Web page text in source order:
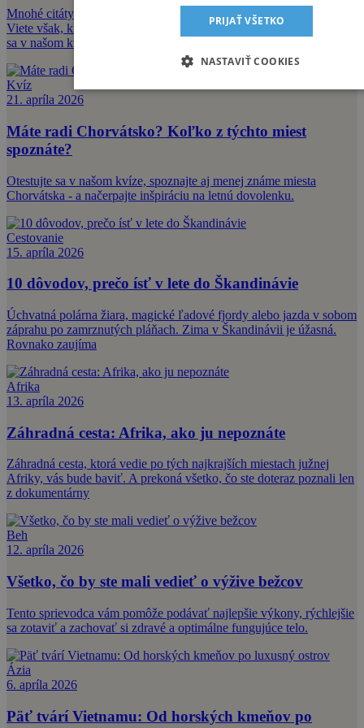
Mnohé citáty sme počuli toľko ráz, až sa stali notoricky známe.
Viete však, kto je ich autorom alebo prečo boli vyslovené? Otestujte
sa v našom kvíz
Kvíz
21. apríla 2026
Máte radi Chorvátsko? Koľko z týchto miest
spoznáte?
Otestujte sa v našom kvíze, spoznajte aj menej známe miesta
Chorvátska - a načerpajte inšpiráciu na letnú dovolenku.
Cestovanie
15. apríla 2026
10 dôvodov, prečo ísť v lete do Škandinávie
Úchvatná polárna žiara, magické ľadové fjordy alebo jazda v sobom
záprahu po zamrznutých pláňach. Zima v Škandinávii je úžasná.
Rovnako zaujíma
Afrika
13. apríla 2026
Záhradná cesta: Afrika, ako ju nepoznáte
Záhradná cesta, ktorá vedie po tých najkrajších miestach južnej
Afriky, vás bude baviť. A prekoná všetko, čo ste doteraz poznali len
z dokumentárny
Beh
12. apríla 2026
Všetko, čo by ste mali vedieť o výžive bežcov
Tento sprievodca vám pomôže podávať najlepšie výkony, rýchlejšie
sa zotaviť a zachovať si zdravé a optimálne fungujúce telo.
Ázia
6. apríla 2026
Päť tvárí Vietnamu: Od horských kmeňov po
PRIJAŤ VŠETKO
NASTAVIŤ COOKIES